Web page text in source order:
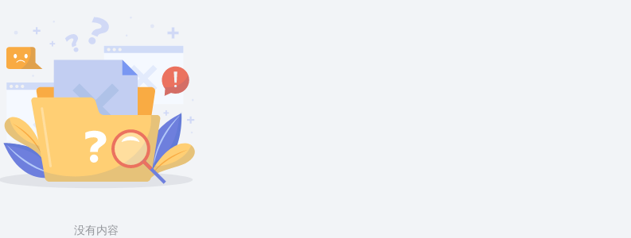
没有内容